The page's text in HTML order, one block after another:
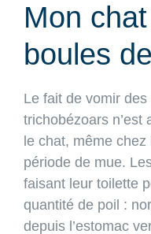
Mon
boules
Le fait de vomir
trichobézoars n’est
le chat, même
période de mue.
faisant leur toilette
quantité de poil :
depuis l’estomac